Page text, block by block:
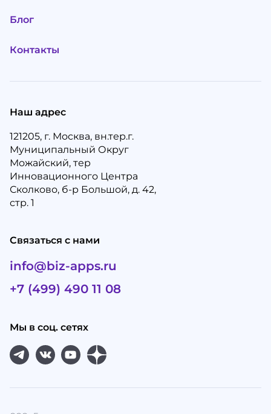
Блог
Контакты
Наш адрес
121205, г. Москва, вн.тер.г.
Муниципальный Округ
Можайский, тер
Инновационного Центра
Сколково, б-р Большой, д. 42,
стр. 1
Связаться с нами
info@biz-apps.ru
+7 (499) 490 11 08
Мы в соц. сетях